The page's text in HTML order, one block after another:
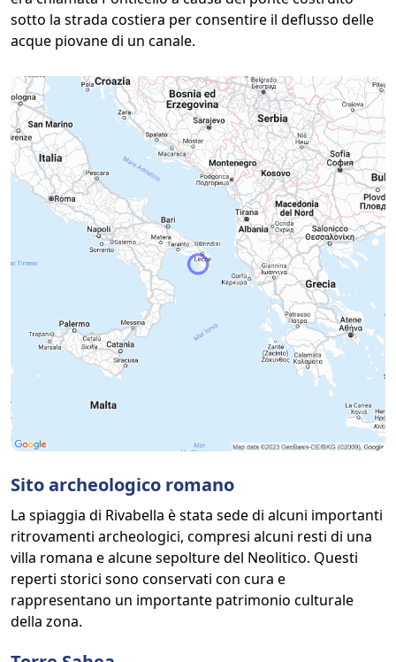
sotto la strada costiera per consentire il deflusso delle
acque piovane di un canale.
Sito archeologico romano
La spiaggia di Rivabella è stata sede di alcuni importanti
ritrovamenti archeologici, compresi alcuni resti di una
villa romana e alcune sepolture del Neolitico. Questi
reperti storici sono conservati con cura e
rappresentano un importante patrimonio culturale
della zona.